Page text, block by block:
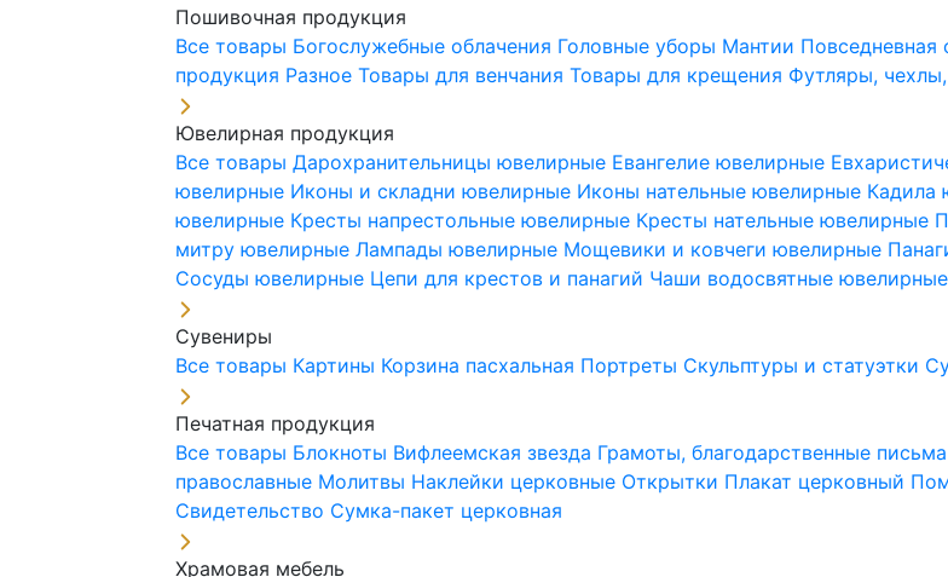
Пошивочная продукция
Все товары Богослужебные облачения Головные уборы Мантии Повседневная
продукция РазноеТовары для венчанияТовары для крещения Футляры,
Ювелирная продукция
Все товарыДарохранительницы ювелирные Евангелие ювелирные
ювелирные Иконы и складни ювелирные Иконы нательные ювелирные Кадила
ювелирные Кресты напрестольные ювелирные Кресты нательные ювелирные
митру ювелирныеЛампады ювелирные Мощевики и ковчеги ювелирные
Сосуды ювелирные Цепи для крестов и панагий Чаши водосвятные ювелирные
Сувениры
Все товары Картины Корзина пасхальная Портреты Скульптуры и статуэтки
Печатная продукция
Все товары Блокноты Вифлеемская звезда Грамоты, благодарственные письма
православные Молитвы Наклейки церковные Открытки Плакат церковный
Свидетельство Сумка-пакет церковная
Храмовая мебель